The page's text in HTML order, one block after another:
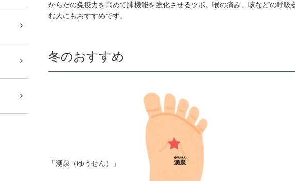
からだの免疫力を高めて肺機能を強化させるツボ。喉の痛み、咳などの呼
む人にもおすすめです。
冬のおすすめ
「湧泉（ゆうせん）」